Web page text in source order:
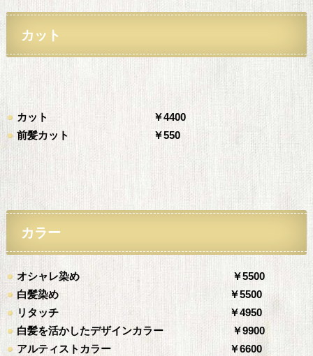
カット
カット
￥4400
前髪カット
￥550
カラー
オシャレ染め
￥5500
白髪染め
￥5500
リタッチ
￥4950
白髪を活かしたデザインカラー
￥9900
アルティストカラー ￥6600